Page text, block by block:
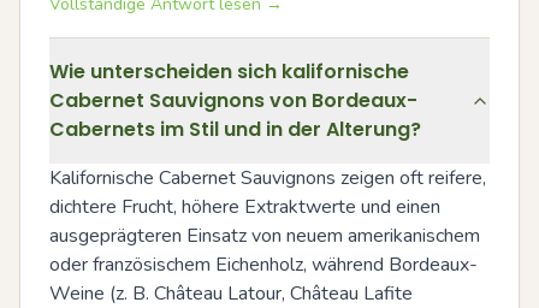
Wie unterscheiden sich kalifornische
Cabernet Sauvignons von Bordeaux-
Cabernets im Stil und in der Alterung?
Kalifornische Cabernet Sauvignons zeigen oft reifere,
dichtere Frucht, höhere Extraktwerte und einen
ausgeprägteren Einsatz von neuem amerikanischem
oder französischem Eichenholz, während Bordeaux-
Weine (z. B. Château Latour, Château Lafite